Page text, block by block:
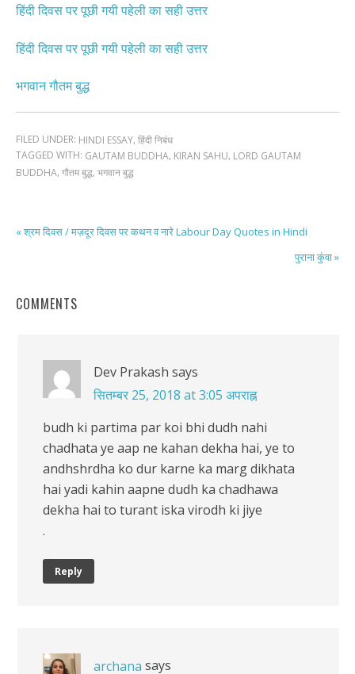
हिंदी दिवस पर पूछी गयी पहेली का सही उत्तर
हिंदी दिवस पर पूछी गयी पहेली का सही उत्तर
भगवान गौतम बुद्ध
FILED UNDER: HINDI ESSAY, हिंदी निबंध
TAGGED WITH: GAUTAM BUDDHA, KIRAN SAHU, LORD GAUTAM
BUDDHA, गौतम बुद्ध, भगवान बुद्ध
« श्रम दिवस / मज़दूर दिवस पर कथन व नारे Labour Day Quotes in Hindi
पुराना कुंवा »
COMMENTS
Dev Prakash says
सितम्बर 25, 2018 at 3:05 अपराह्न
budh ki partima par koi bhi dudh nahi
chadhata ye aap ne kahan dekha hai, ye to
andhshrdha ko dur karne ka marg dikhata
hai yadi kahin aapne dudh ka chadhawa
dekha hai to turant iska virodh ki jiye
.
Reply
archana says